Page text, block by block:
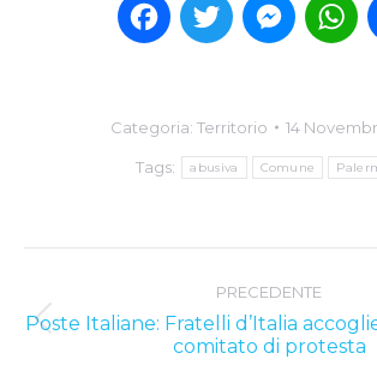
FacebookTwitter
Categoria: Territorio 14
Tags: abusiva Comune
navigation
PRECEDENTE
Previous
post:
Poste Italiane: Fratelli d’Italia
comitato di protesta